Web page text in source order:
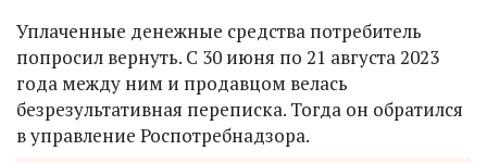
Уплаченные денежные средства потребитель
попросил вернуть. С 30 июня по 21 августа 2023
года между ним и продавцом велась
безрезультативная переписка. Тогда он обратился
в управление Роспотребнадзора.